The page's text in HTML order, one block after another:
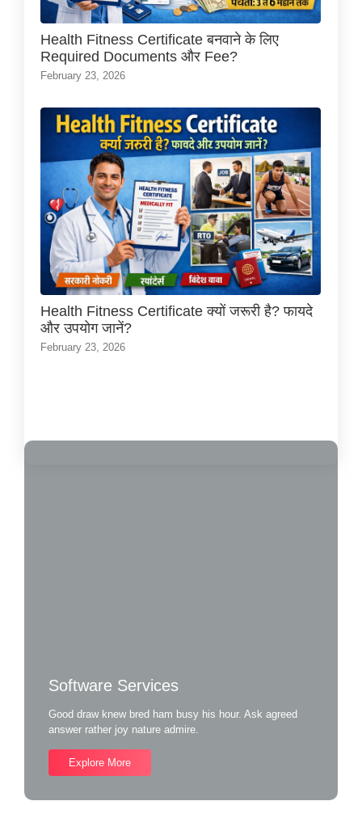
Health Fitness Certificate बनवाने के लिए
Required Documents और Fee?
February 23, 2026
Health Fitness Certificate क्यों जरूरी है? फायदे
और उपयोग जानें?
February 23, 2026
Software Services
Good draw knew bred ham busy his hour. Ask agreed
answer rather joy nature admire.
Explore More